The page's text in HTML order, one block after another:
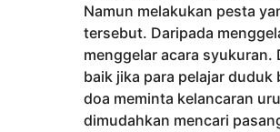
Namun melakukan pesta
tersebut. Daripada
menggelar acara
baik jika para pelajar
doa meminta kelancaran
dimudahkan mencari